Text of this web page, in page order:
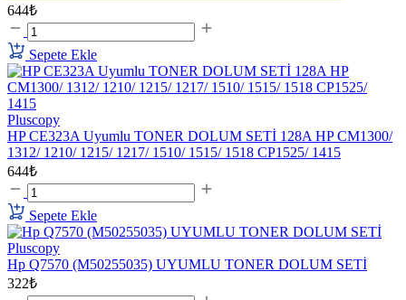
644₺
Sepete Ekle
Pluscopy
HP CE323A Uyumlu TONER DOLUM SETİ 128A HP CM1300/
1312/ 1210/ 1215/ 1217/ 1510/ 1515/ 1518 CP1525/ 1415
644₺
Sepete Ekle
Pluscopy
Hp Q7570 (M50255035) UYUMLU TONER DOLUM SETİ
322₺